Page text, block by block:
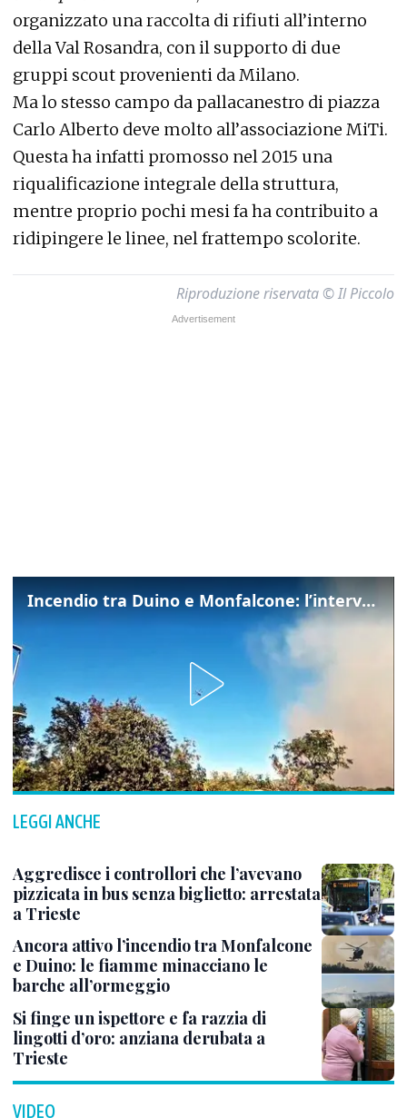
organizzato una raccolta di rifiuti all’interno
della Val Rosandra, con il supporto di due
gruppi scout provenienti da Milano.
Ma lo stesso campo da pallacanestro di piazza
Carlo Alberto deve molto all’associazione MiTi.
Questa ha infatti promosso nel 2015 una
riqualificazione integrale della struttura,
mentre proprio pochi mesi fa ha contribuito a
ridipingere le linee, nel frattempo scolorite.
Riproduzione riservata © Il Piccolo
Incendio tra Duino e Monfalcone: l’intervento dei vigili del fuoco
LEGGI ANCHE
Aggredisce i controllori che l’avevano
pizzicata in bus senza biglietto: arrestata
a Trieste
Ancora attivo l’incendio tra Monfalcone
e Duino: le fiamme minacciano le
barche all’ormeggio
Si finge un ispettore e fa razzia di
lingotti d’oro: anziana derubata a
Trieste
VIDEO